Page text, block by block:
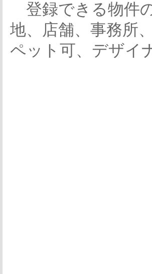
登録できる物件
地、店舗、事務所
ペット可、デザイ